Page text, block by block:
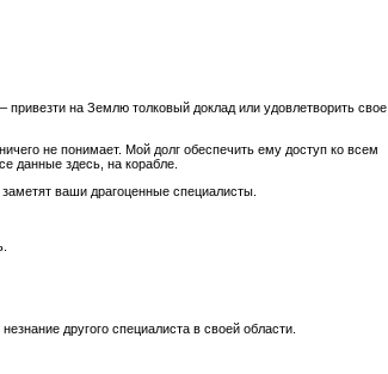
на Землю толковый доклад или удовлетворить свое
не понимает. Мой долг обеспечить ему доступ ко всем
данные здесь, на корабле.
ваши драгоценные специалисты.
другого специалиста в своей области.